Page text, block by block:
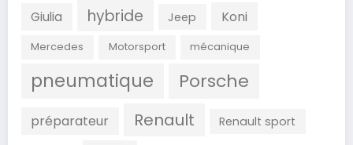
Giulia hybride Jeep Koni
Mercedes Motorsport mécanique
pneumatique Porsche
préparateur Renault Renault sport